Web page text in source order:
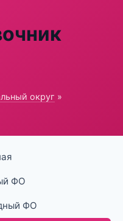
округ »
ФО
ФО